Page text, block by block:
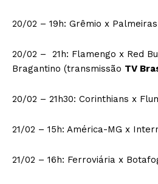
20/02 – 19h: Grêmio x Palmeiras
20/02 – 21h: Flamengo x Red
Bragantino (transmissão TV
20/02 – 21h30: Corinthians x
21/02 – 15h: América-MG x
21/02 – 16h: Ferroviária x